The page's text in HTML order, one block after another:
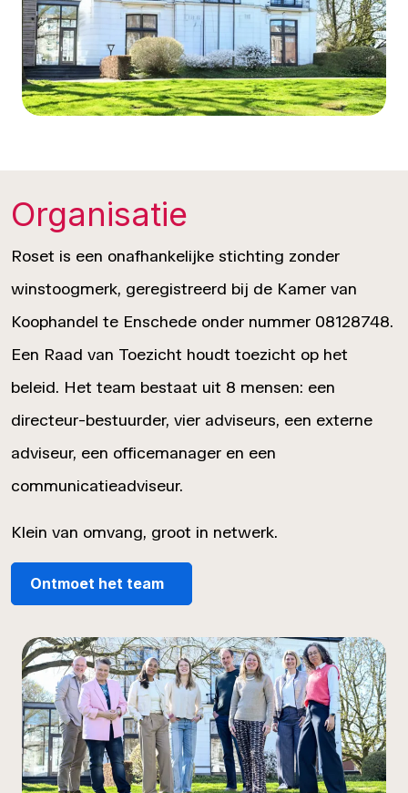
Organisatie
Roset is een onafhankelijke stichting zonder
winstoogmerk, geregistreerd bij de Kamer van
Koophandel te Enschede onder nummer 08128748.
Een Raad van Toezicht houdt toezicht op het
beleid. Het team bestaat uit 8 mensen: een
directeur-bestuurder, vier adviseurs, een externe
adviseur, een officemanager en een
communicatieadviseur.
Klein van omvang, groot in netwerk.
Ontmoet het team